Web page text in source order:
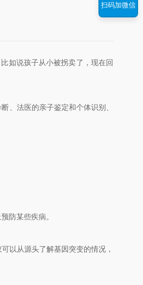
如说孩子从小被拐卖了，现在回
、法医的亲子鉴定和个体识别、
防某些疾病。
以从源头了解基因突变的情况，
扫码加微信